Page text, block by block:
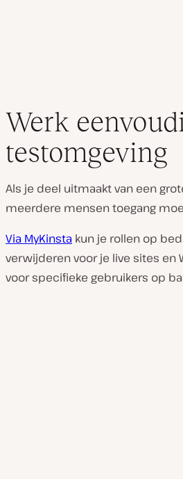
Werk
testomgeving
Als je deel uitmaakt van een
meerdere mensen toegang
Via MyKinsta kun je rollen op
verwijderen voor je live sites en
voor specifieke gebruikers op